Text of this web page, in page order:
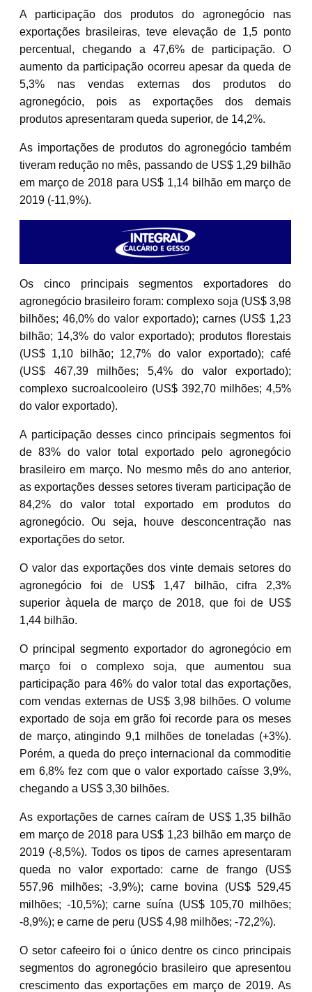
A participação dos produtos do agronegócio nas
exportações brasileiras, teve elevação de 1,5 ponto
percentual, chegando a 47,6% de participação. O
aumento da participação ocorreu apesar da queda de
5,3% nas vendas externas dos produtos do
agronegócio, pois as exportações dos demais
produtos apresentaram queda superior, de 14,2%.
As importações de produtos do agronegócio também
tiveram redução no mês, passando de US$ 1,29 bilhão
em março de 2018 para US$ 1,14 bilhão em março de
2019 (-11,9%).
Os cinco principais segmentos exportadores do
agronegócio brasileiro foram: complexo soja (US$ 3,98
bilhões; 46,0% do valor exportado); carnes (US$ 1,23
bilhão; 14,3% do valor exportado); produtos florestais
(US$ 1,10 bilhão; 12,7% do valor exportado); café
(US$ 467,39 milhões; 5,4% do valor exportado);
complexo sucroalcooleiro (US$ 392,70 milhões; 4,5%
do valor exportado).
A participação desses cinco principais segmentos foi
de 83% do valor total exportado pelo agronegócio
brasileiro em março. No mesmo mês do ano anterior,
as exportações desses setores tiveram participação de
84,2% do valor total exportado em produtos do
agronegócio. Ou seja, houve desconcentração nas
exportações do setor.
O valor das exportações dos vinte demais setores do
agronegócio foi de US$ 1,47 bilhão, cifra 2,3%
superior àquela de março de 2018, que foi de US$
1,44 bilhão.
O principal segmento exportador do agronegócio em
março foi o complexo soja, que aumentou sua
participação para 46% do valor total das exportações,
com vendas externas de US$ 3,98 bilhões. O volume
exportado de soja em grão foi recorde para os meses
de março, atingindo 9,1 milhões de toneladas (+3%).
Porém, a queda do preço internacional da commoditie
em 6,8% fez com que o valor exportado caísse 3,9%,
chegando a US$ 3,30 bilhões.
As exportações de carnes caíram de US$ 1,35 bilhão
em março de 2018 para US$ 1,23 bilhão em março de
2019 (-8,5%). Todos os tipos de carnes apresentaram
queda no valor exportado: carne de frango (US$
557,96 milhões; -3,9%); carne bovina (US$ 529,45
milhões; -10,5%); carne suína (US$ 105,70 milhões;
-8,9%); e carne de peru (US$ 4,98 milhões; -72,2%).
O setor cafeeiro foi o único dentre os cinco principais
segmentos do agronegócio brasileiro que apresentou
crescimento das exportações em março de 2019. As